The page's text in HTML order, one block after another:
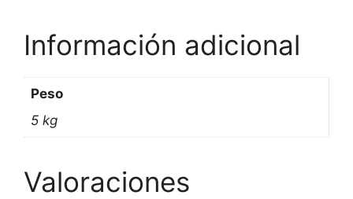
Información adicional
Peso
5 kg
Valoraciones